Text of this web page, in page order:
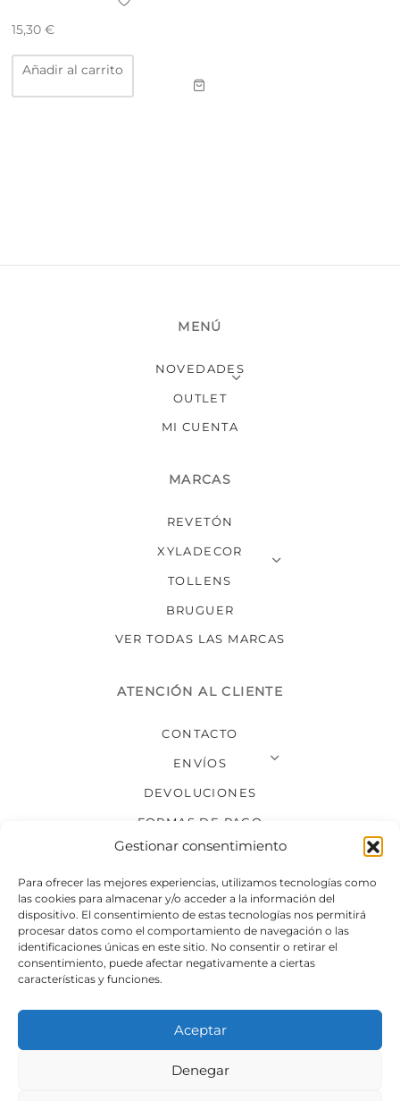
Gestionar consentimiento
Para ofrecer las mejores experiencias, utilizamos tecnologías como
las cookies para almacenar y/o acceder a la información del
dispositivo. El consentimiento de estas tecnologías nos permitirá
procesar datos como el comportamiento de navegación o las
identificaciones únicas en este sitio. No consentir o retirar el
consentimiento, puede afectar negativamente a ciertas
características y funciones.
Aceptar
Denegar
15,30 €
Añadir al carrito
MENÚ
NOVEDADES
OUTLET
MI CUENTA
MARCAS
REVETÓN
XYLADECOR
TOLLENS
BRUGUER
VER TODAS LAS MARCAS
ATENCIÓN AL CLIENTE
CONTACTO
ENVÍOS
DEVOLUCIONES
FORMAS DE PAGO
SÍGUENOS